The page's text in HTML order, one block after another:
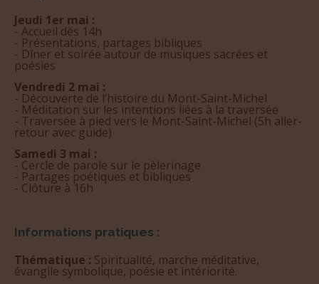
Jeudi 1er mai :
- Accueil dès 14h
- Présentations, partages bibliques
- Dîner et soirée autour de musiques sacrées et
poésies
Vendredi 2 mai :
- Découverte de l’histoire du Mont-Saint-Michel
- Méditation sur les intentions liées à la traversée
- Traversée à pied vers le Mont-Saint-Michel (5h aller-
retour avec guide)
Samedi 3 mai :
- Cercle de parole sur le pèlerinage
- Partages poétiques et bibliques
- Clôture à 16h
Informations pratiques :
Thématique : Spiritualité, marche méditative,
évangile symbolique, poésie et intériorité.